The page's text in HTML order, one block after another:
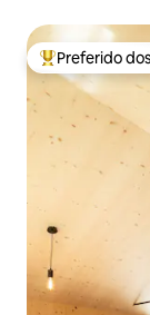
Entre os
Preferido